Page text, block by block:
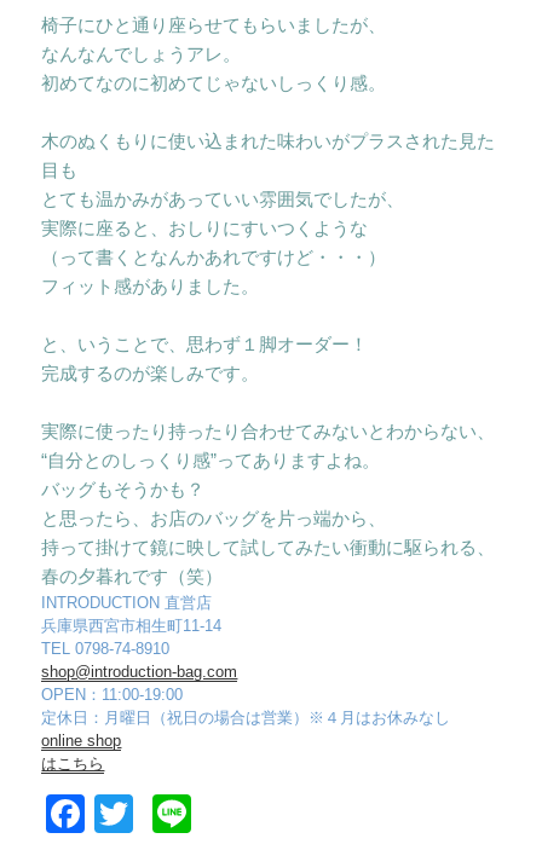
椅子にひと通り座らせてもらいましたが、
なんなんでしょうアレ。
初めてなのに初めてじゃないしっくり感。
木のぬくもりに使い込まれた味わいがプラスされた見た
目も
とても温かみがあっていい雰囲気でしたが、
実際に座ると、おしりにすいつくような
（って書くとなんかあれですけど・・・）
フィット感がありました。
と、いうことで、思わず１脚オーダー！
完成するのが楽しみです。
実際に使ったり持ったり合わせてみないとわからない、
“自分とのしっくり感”ってありますよね。
バッグもそうかも？
と思ったら、お店のバッグを片っ端から、
持って掛けて鏡に映して試してみたい衝動に駆られる、
春の夕暮れです（笑）
INTRODUCTION 直営店
兵庫県西宮市相生町11-14
TEL 0798-74-8910
shop@introduction-bag.com
OPEN：11:00-19:00
定休日：月曜日（祝日の場合は営業）※４月はお休みなし
online shop
はこちら
F
T